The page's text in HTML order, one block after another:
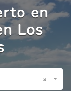
en
Los
×